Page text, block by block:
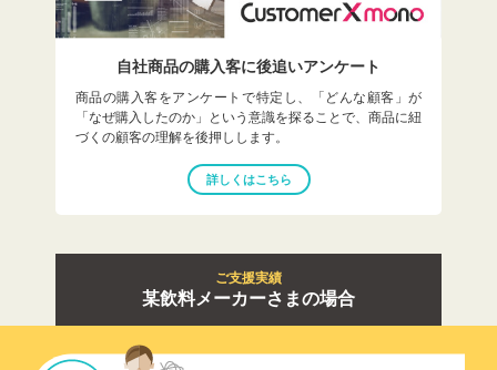
自社商品の購入客に後追いアンケート
商品の購入客をアンケートで特定し、「どんな顧客」が
「なぜ購入したのか」という意識を探ることで、商品に紐
づくの顧客の理解を後押しします。
詳しくはこちら
ご支援実績
某飲料メーカーさまの場合